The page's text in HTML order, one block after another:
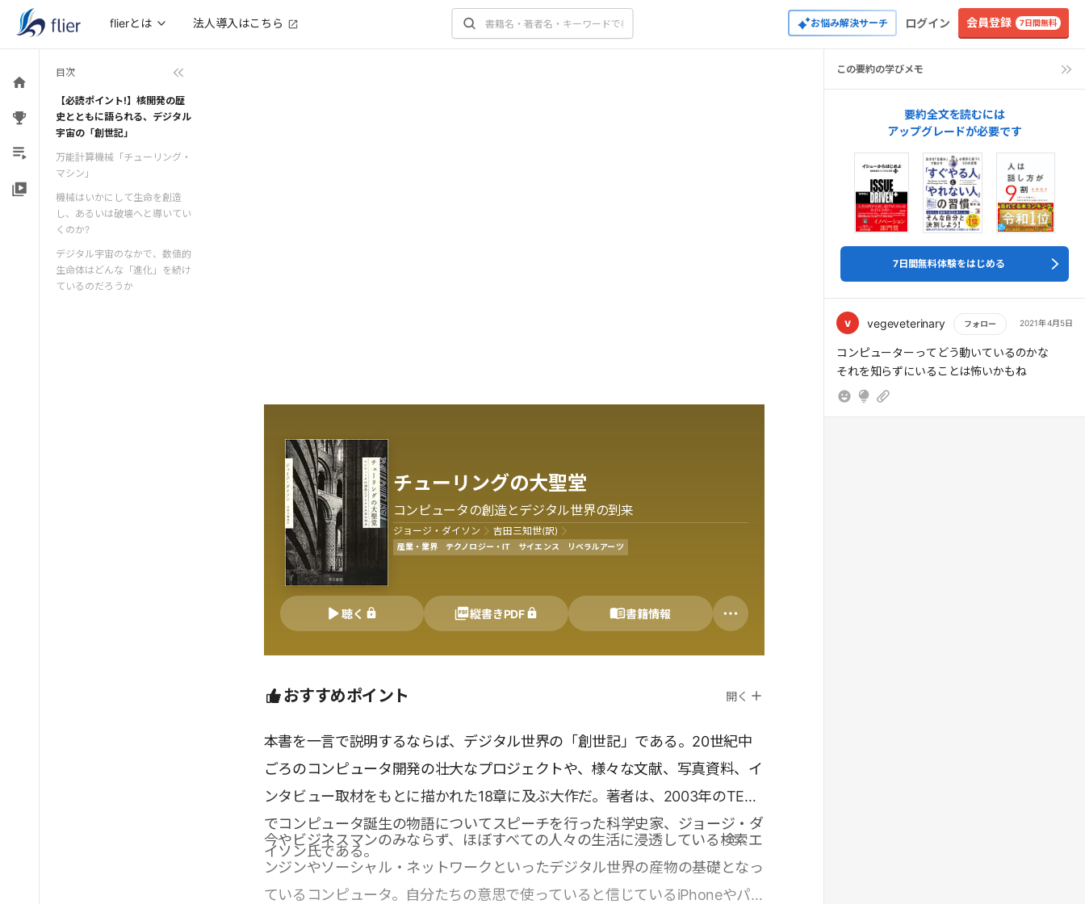
flierとは 法人導入はこちら お悩み解決サーチ ログイン 会員登録 7日間無料
目次
【必読ポイント!】核開発の歴
史とともに語られる、デジタル
宇宙の「創世記」
万能計算機械「チューリング・
マシン」
機械はいかにして生命を創造
し、あるいは破壊へと導いてい
くのか?
デジタル宇宙のなかで、数値的
生命体はどんな「進化」を続け
ているのだろうか
チューリングの大聖堂
コンピュータの創造とデジタル世界の到来
ジョージ・ダイソン 吉田三知世(訳)
産業・業界 テクノロジー・IT サイエンス リベラルアーツ
聴く 縦書きPDF 書籍情報
おすすめポイント 開く
本書を一言で説明するならば、デジタル世界の「創世記」である。20世紀中
ごろのコンピュータ開発の壮大なプロジェクトや、様々な文献、写真資料、イ
ンタビュー取材をもとに描かれた18章に及ぶ大作だ。著者は、2003年のTED
でコンピュータ誕生の物語についてスピーチを行った科学史家、ジョージ・ダ
イソン氏である。
今やビジネスマンのみならず、ほぼすべての人々の生活に浸透している検索エ
ンジンやソーシャル・ネットワークといったデジタル世界の産物の基礎となっ
ているコンピュータ。自分たちの意思で使っていると信じているiPhoneやパ
この要約の学びメモ
要約全文を読むには
アップグレードが必要です
7日間無料体験をはじめる
v vegeveterinary フォロー 2021年4月5日
もっと読む
コンピューターってどう動いているのかな
それを知らずにいることは怖いかもね